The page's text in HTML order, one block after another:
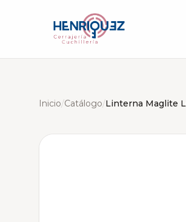
Inicio/Catálogo/Linterna Maglite